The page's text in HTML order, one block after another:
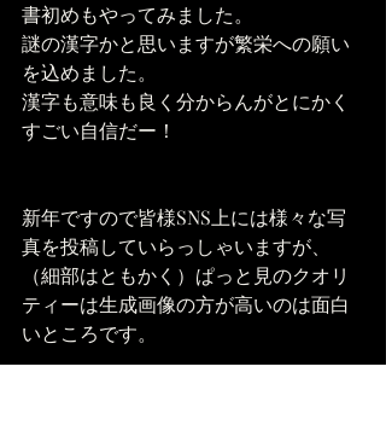
書初めもやってみました。
謎の漢字かと思いますが繁栄への願い
を込めました。
漢字も意味も良く分からんがとにかく
すごい自信だー！
新年ですので皆様SNS上には様々な写
真を投稿していらっしゃいますが、
（細部はともかく）ぱっと見のクオリ
ティーは生成画像の方が高いのは面白
いところです。